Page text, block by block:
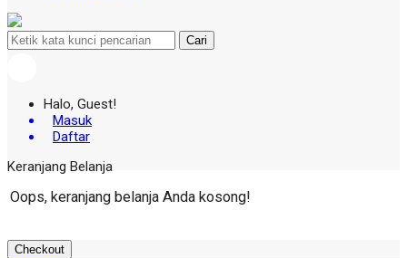
Cari
Halo, Guest!
Masuk
Daftar
Keranjang Belanja
Oops, keranjang belanja Anda kosong!
Checkout